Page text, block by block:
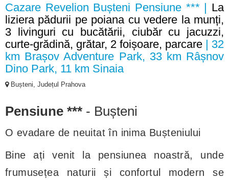
Cazare Revelion Bușteni Pensiune *** | La
liziera pădurii pe poiana cu vedere la munți,
3 livinguri cu bucătării, ciubăr cu jacuzzi,
curte-grădină, grătar, 2 foișoare, parcare | 32
km Brașov Adventure Park, 33 km Râșnov
Dino Park, 11 km Sinaia
Bușteni, Județul Prahova
Pensiune *** - Bușteni
O evadare de neuitat în inima Bușteniului
Bine ați venit la pensiunea noastră, unde
frumusețea naturii și confortul modern se